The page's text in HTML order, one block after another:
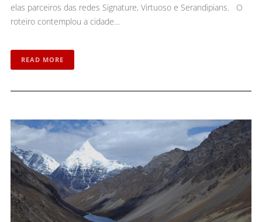
elas parceiros das redes Signature, Virtuoso e Serandipians. O
roteiro contemplou a cidade…
READ MORE